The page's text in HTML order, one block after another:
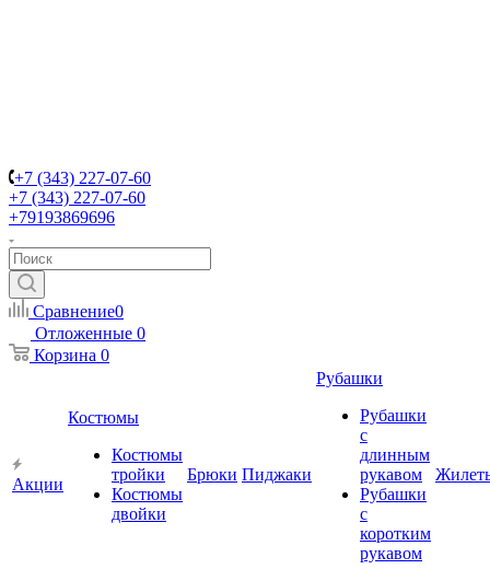
+7 (343) 227-07-60
+7 (343) 227-07-60
+79193869696
Сравнение0
Отложенные 0
Корзина 0
Акции
Костюмы
Костюмы
тройки
Костюмы
двойки
Брюки Пиджаки
Рубашки
Рубашки
с
длинным
рукавом
Рубашки
с
коротким
рукавом